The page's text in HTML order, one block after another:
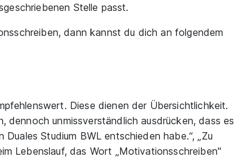
Stelle passt.
dann kannst du dich an folgendem
Diese dienen der Übersichtlichkeit.
dennoch unmissverständlich ausdrücken, dass es
Duales Studium BWL entschieden habe.“, „Zu
Lebenslauf, das Wort „Motivationsschreiben"